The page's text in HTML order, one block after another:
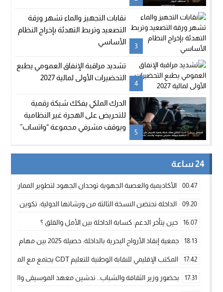
3
نقابات التجهيز والماء تشهر ورقة
التصعيد وتربط التهدئة بإخراج النظام
الأساسي
4
تشديد مراقبة الإنفاق العمومي يطبع
التحضيرات الأولى لمالية 2027
5
الدرك الملكي يفكك شبكة رقمية
للتحريض على الهجرة غير النظامية
ويوقف مشرفي مجموعة “واتساب”
24 ساعة
00:47 الأكاديمية والعصبة الجهوية توحدان الجهود لتطوير الممارسة
09:20 الداخلة تحتضن النسخة الثالثة من ورشاتها الدولية: تكوين
16:07 حين يتأخر الدعم: كسابة الداخلة بين الأمل والقلق ؟
18:13 جمعية إنقاذ الأرواح البحرية بالداخلة: حصيلة 2025 بين مهام الإنقاذ ومشروع “دار البحار”
17:42 المكتب الإقليمي للنقابة الوطنية للتعليم CDT يجتمع مع المدير الإقليمي لمناقشة ملفات جوهرية لنساء ورجال التعليم
17:31 بحضور وزير الثقافة والشباب.. تدشين معهد الموسيقى والفنون